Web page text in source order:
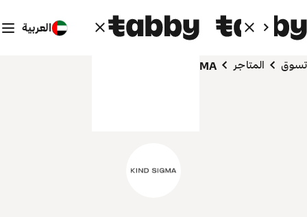
العربية
تسوق المتاجر KIND SIGMA